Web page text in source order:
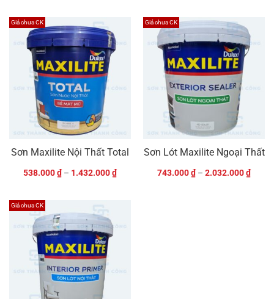
Giá chưa CK
Sơn Maxilite Nội Thất Total
538.000₫– 1.432.000₫
Giá chưa CK
Sơn Lót Maxilite Ngoại Thất
743.000₫– 2.032.000₫
Giá chưa CK